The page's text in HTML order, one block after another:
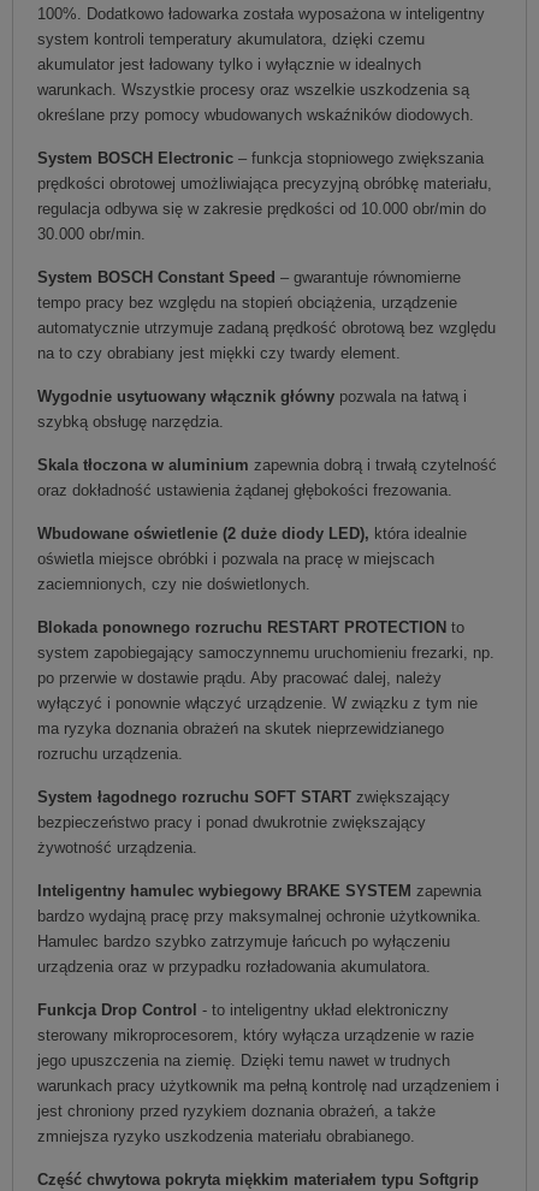
100%. Dodatkowo ładowarka została wyposażona w inteligentny
system kontroli temperatury akumulatora, dzięki czemu
akumulator jest ładowany tylko i wyłącznie w idealnych
warunkach. Wszystkie procesy oraz wszelkie uszkodzenia są
określane przy pomocy wbudowanych wskaźników diodowych.
System BOSCH Electronic – funkcja stopniowego zwiększania
prędkości obrotowej umożliwiająca precyzyjną obróbkę materiału,
regulacja odbywa się w zakresie prędkości od 10.000 obr/min do
30.000 obr/min.
System BOSCH Constant Speed – gwarantuje równomierne
tempo pracy bez względu na stopień obciążenia, urządzenie
automatycznie utrzymuje zadaną prędkość obrotową bez względu
na to czy obrabiany jest miękki czy twardy element.
Wygodnie usytuowany włącznik główny pozwala na łatwą i
szybką obsługę narzędzia.
Skala tłoczona w aluminium zapewnia dobrą i trwałą czytelność
oraz dokładność ustawienia żądanej głębokości frezowania.
Wbudowane oświetlenie (2 duże diody LED), która idealnie
oświetla miejsce obróbki i pozwala na pracę w miejscach
zaciemnionych, czy nie doświetlonych.
Blokada ponownego rozruchu RESTART PROTECTION to
system zapobiegający samoczynnemu uruchomieniu frezarki, np.
po przerwie w dostawie prądu. Aby pracować dalej, należy
wyłączyć i ponownie włączyć urządzenie. W związku z tym nie
ma ryzyka doznania obrażeń na skutek nieprzewidzianego
rozruchu urządzenia.
System łagodnego rozruchu SOFT START zwiększający
bezpieczeństwo pracy i ponad dwukrotnie zwiększający
żywotność urządzenia.
Inteligentny hamulec wybiegowy BRAKE SYSTEM zapewnia
bardzo wydajną pracę przy maksymalnej ochronie użytkownika.
Hamulec bardzo szybko zatrzymuje łańcuch po wyłączeniu
urządzenia oraz w przypadku rozładowania akumulatora.
Funkcja Drop Control - to inteligentny układ elektroniczny
sterowany mikroprocesorem, który wyłącza urządzenie w razie
jego upuszczenia na ziemię. Dzięki temu nawet w trudnych
warunkach pracy użytkownik ma pełną kontrolę nad urządzeniem i
jest chroniony przed ryzykiem doznania obrażeń, a także
zmniejsza ryzyko uszkodzenia materiału obrabianego.
Część chwytowa pokryta miękkim materiałem typu Softgrip